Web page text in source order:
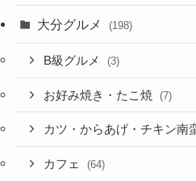
大分グルメ (198)
B級グルメ (3)
お好み焼き・たこ焼 (7)
カツ・からあげ・チキン南
カフェ (64)